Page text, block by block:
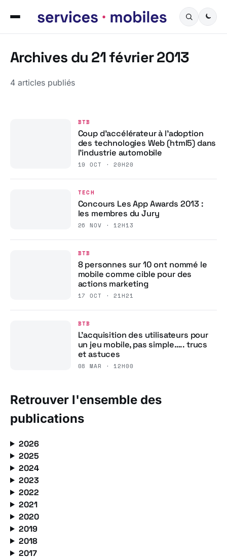
Archives du 21 février 2013
4 articles publiés
BTB
Coup d’accélérateur à l’adoption
des technologies Web (html5) dans
l’industrie automobile
19 OCT · 20H20
TECH
Concours Les App Awards 2013 :
les membres du Jury
26 NOV · 12H13
BTB
8 personnes sur 10 ont nommé le
mobile comme cible pour des
actions marketing
17 OCT · 21H21
BTB
L’acquisition des utilisateurs pour
un jeu mobile, pas simple….. trucs
et astuces
08 MAR · 12H00
Retrouver l'ensemble des
publications
2026
2025
2024
2023
2022
2021
2020
2019
2018
2017